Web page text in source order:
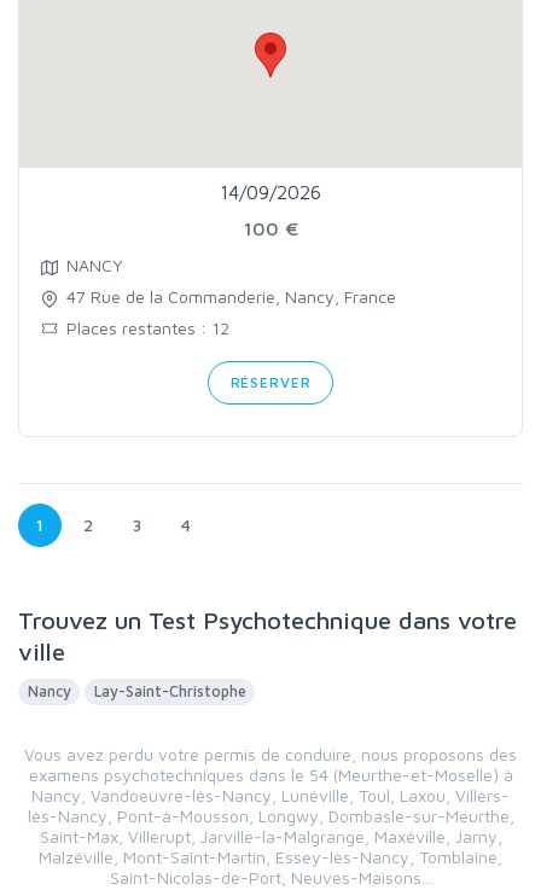
14/09/2026
100 €
NANCY
47 Rue de la Commanderie, Nancy, France
Places restantes : 12
RÉSERVER
1 2 3 4
Trouvez un Test Psychotechnique dans votre
ville
Nancy Lay-Saint-Christophe
Vous avez perdu votre permis de conduire, nous proposons des
examens psychotechniques dans le 54 (Meurthe-et-Moselle) à
Nancy, Vandoeuvre-lès-Nancy, Lunéville, Toul, Laxou, Villers-
lès-Nancy, Pont-à-Mousson, Longwy, Dombasle-sur-Meurthe,
Saint-Max, Villerupt, Jarville-la-Malgrange, Maxéville, Jarny,
Malzéville, Mont-Saint-Martin, Essey-lès-Nancy, Tomblaine,
Saint-Nicolas-de-Port, Neuves-Maisons...